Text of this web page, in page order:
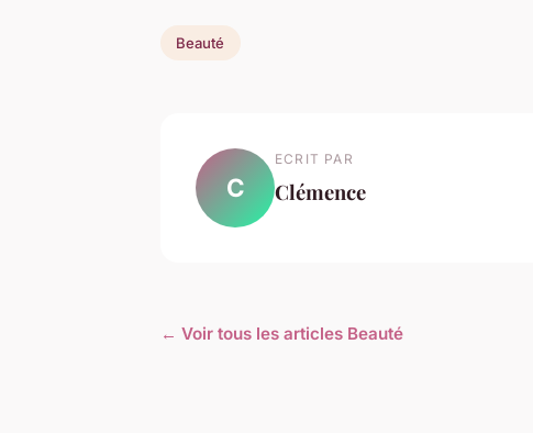
Beauté
C
ECRIT PAR
Clémence
← Voir tous les articles Beauté